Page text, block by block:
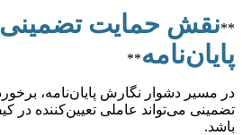
**نقش حمایت تضمینی
پایان‌نامه**
در مسیر دشوار نگارش پایان‌نامه،
تضمینی می‌تواند عاملی تعیین‌کننده در
باشد.